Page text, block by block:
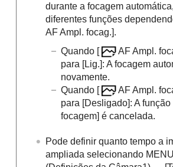
durante a focagem
diferentes funções
AF Ampl. focag.].
Quando [ AF Ampl.
para [Lig.]: A focagem
novamente.
Quando [ AF Ampl.
para [Desligado]: A função
focagem] é cancelada.
Pode definir quanto tempo a
ampliada selecionando MENU